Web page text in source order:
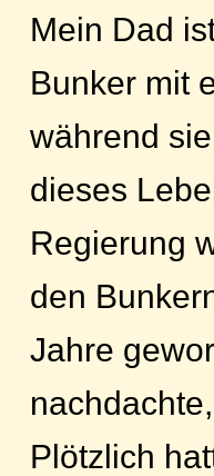
Mein Dad
Bunker mit
während
dieses
Regierung
den
Jahre
Plötzlich